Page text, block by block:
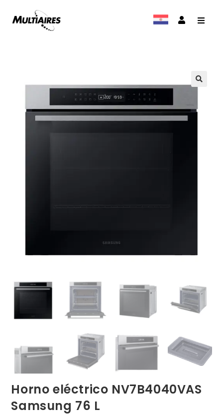
Horno eléctrico NV7B4040VAS
Samsung 76 L